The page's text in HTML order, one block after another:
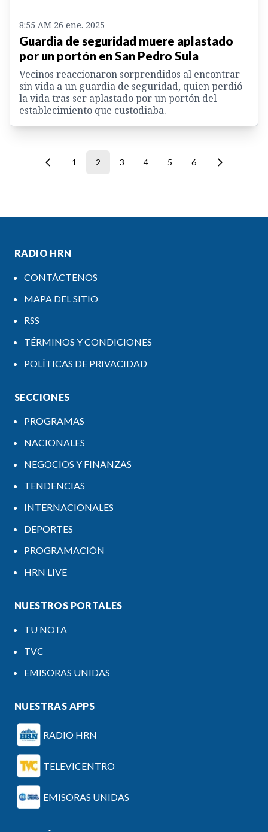
8:55 AM 26 ene. 2025
Guardia de seguridad muere aplastado
por un portón en San Pedro Sula
Vecinos reaccionaron sorprendidos al encontrar
sin vida a un guardia de seguridad, quien perdió
la vida tras ser aplastado por un portón del
establecimiento que custodiaba.
1 2 3 4 5 6
RADIO HRN
CONTÁCTENOS
MAPA DEL SITIO
RSS
TÉRMINOS Y CONDICIONES
POLÍTICAS DE PRIVACIDAD
SECCIONES
PROGRAMAS
NACIONALES
NEGOCIOS Y FINANZAS
TENDENCIAS
INTERNACIONALES
DEPORTES
PROGRAMACIÓN
HRN LIVE
NUESTROS PORTALES
TU NOTA
TVC
EMISORAS UNIDAS
NUESTRAS APPS
RADIO HRN
TELEVICENTRO
EMISORAS UNIDAS